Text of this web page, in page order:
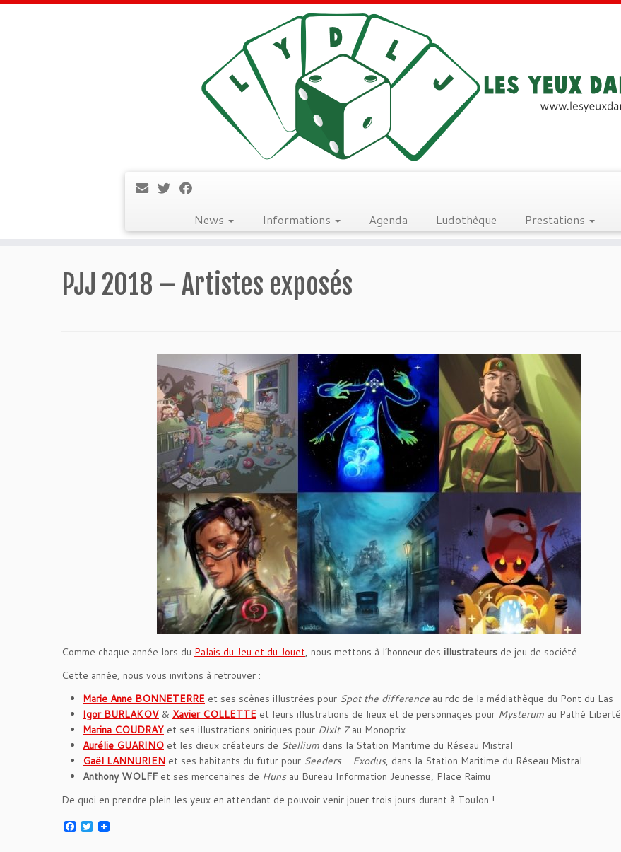
News Informations Agenda Ludothèque Prestations
PJJ 2018 – Artistes exposés
Comme chaque année lors du Palais du Jeu et du Jouet, nous mettons à l’honneur des illustrateurs de jeu de société.
Cette année, nous vous invitons à retrouver :
Marie Anne BONNETERRE et ses scènes illustrées pour Spot the difference au rdc de la médiathèque du Pont du Las
Igor BURLAKOV & Xavier COLLETTE et leurs illustrations de lieux et de personnages pour Mysterum au Pathé Liberté
Marina COUDRAY et ses illustrations oniriques pour Dixit 7au Monoprix
Aurélie GUARINO et les dieux créateurs de Stellium dans la Station Maritime du Réseau Mistral
Gaël LANNURIEN et ses habitants du futur pour Seeders – Exodus, dans la Station Maritime du Réseau Mistral
Anthony WOLFF et ses mercenaires de Hunsau Bureau Information Jeunesse, Place Raimu
De quoi en prendre plein les yeux en attendant de pouvoir venir jouer trois jours durant à Toulon !
F T
w